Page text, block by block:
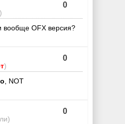
)
0
вообще OFX версия?
)
0
, NOT
0